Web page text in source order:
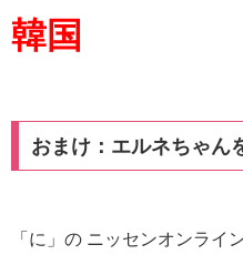
韓国
おまけ：エルネちゃん
「に」の ニッセンオンライ